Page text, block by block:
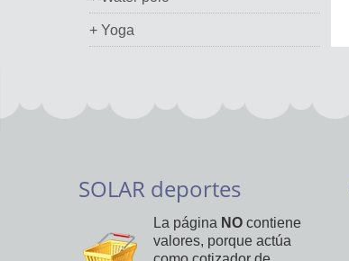
+ Yoga
SOLAR deportes
La página NO contiene
valores, porque actúa